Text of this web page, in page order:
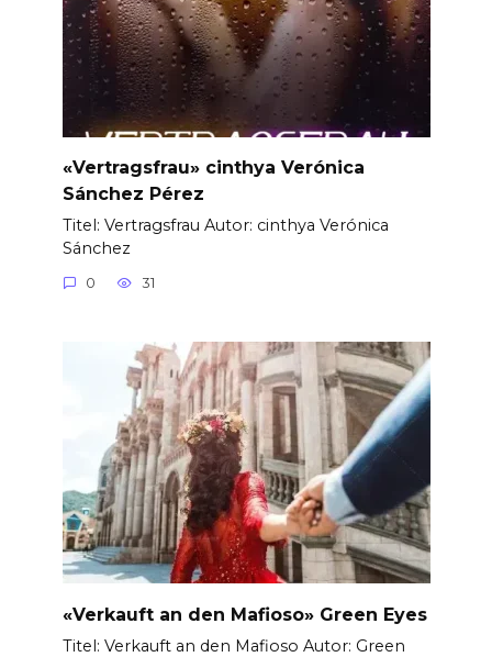
«Vertragsfrau» cinthya Verónica
Sánchez Pérez
Titel: Vertragsfrau Autor: cinthya Verónica
Sánchez
0 31
«Verkauft an den Mafioso» Green Eyes
Titel: Verkauft an den Mafioso Autor: Green